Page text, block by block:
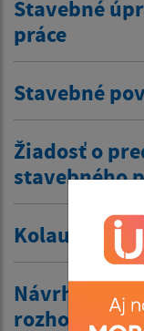
Stavebné
práce
Stavebné
Žiadosť o
stavebného
Kolaudačné
Návrh na
rozhodnutia